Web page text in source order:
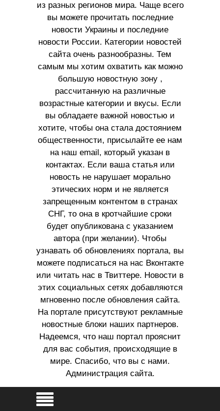
из разных регионов мира. Чаще всего
вы можете прочитать последние
новости Украины и последние
новости России. Категории новостей
сайта очень разнообразны. Тем
самым мы хотим охватить как можно
большую новостную зону ,
рассчитанную на различные
возрастные категории и вкусы. Если
вы обладаете важной новостью и
хотите, чтобы она стала достоянием
общественности, присылайте ее нам
на наш email, который указан в
контактах. Если ваша статья или
новость не нарушает морально
этических норм и не является
запрещенным контентом в странах
СНГ, то она в кротчайшие сроки
будет опубликована с указанием
автора (при желании). Чтобы
узнавать об обновлениях портала, вы
можете подписаться на нас Вконтакте
или читать нас в Твиттере. Новости в
этих социальных сетях добавляются
мгновенно после обновления сайта.
На портале присутствуют рекламные
новостные блоки наших партнеров.
Надеемся, что наш портал прояснит
для вас события, происходящие в
мире. Спасибо, что вы с нами.
Администрация сайта.